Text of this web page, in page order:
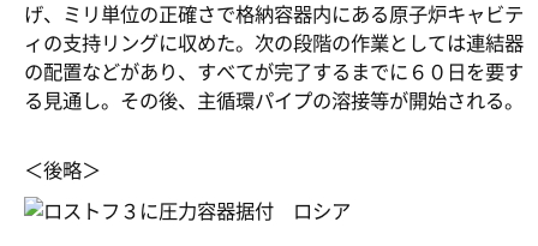
げ、ミリ単位の正確さで格納容器内にある原子炉キャビテ
ィの支持リングに収めた。次の段階の作業としては連結器
の配置などがあり、すべてが完了するまでに６０日を要す
る見通し。その後、主循環パイプの溶接等が開始される。
＜後略＞